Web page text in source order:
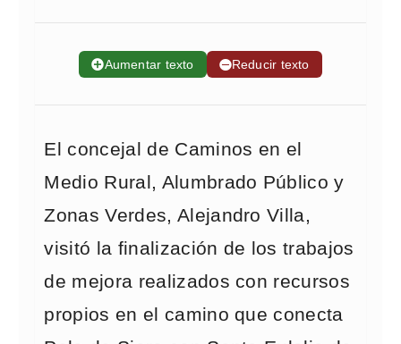
➕Aumentar texto ➖Reducir texto
El concejal de Caminos en el
Medio Rural, Alumbrado Público y
Zonas Verdes, Alejandro Villa,
visitó la finalización de los trabajos
de mejora realizados con recursos
propios en el camino que conecta